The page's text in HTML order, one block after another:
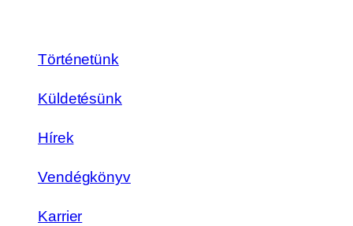
Történetünk
Küldetésünk
Hírek
Vendégkönyv
Karrier